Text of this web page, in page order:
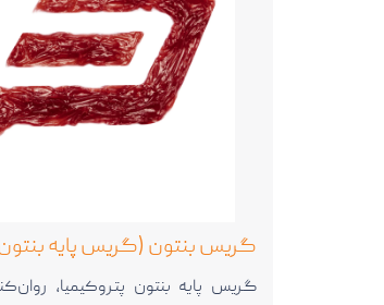
گریس بنتون (گریس پایه
گریس پایه بنتون پتروکیمیا،